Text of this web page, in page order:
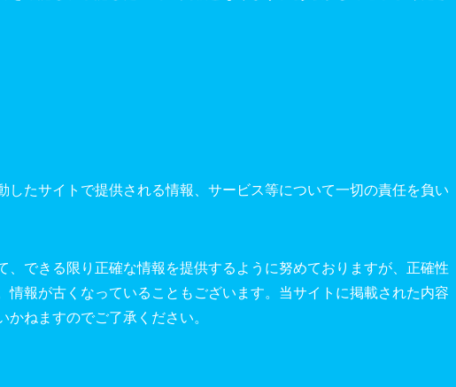
したサイトで提供される情報、サービス等について一切の責任を負い
、できる限り正確な情報を提供するように努めておりますが、正確性
情報が古くなっていることもございます。当サイトに掲載された内容
ねますのでご了承ください。